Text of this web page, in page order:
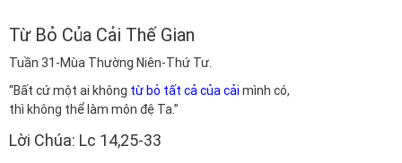
Từ Bỏ Của Cải Thế Gian
Tuần 31-Mùa Thường Niên-Thứ Tư.
“Bất cứ một ai không từ bỏ tất cả của cải mình có,
thì không thể làm môn đệ Ta.”
Lời Chúa: Lc 14,25-33